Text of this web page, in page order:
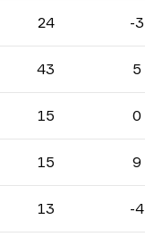
24 -3
43 5
15 0
15 9
13 -4